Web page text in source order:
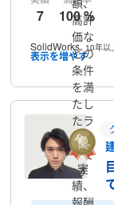
7 100 %
SolidWorks 10年以
高評
価な
どの
条件
を満
たし
たラ
ンサ
ーで
す
実
績、